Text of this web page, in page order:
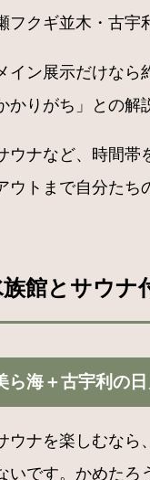
クギ並木・古
ン展示だけな
りがち」との解
ナなど、時間
ウトまで自分た
館とサウ
ら海＋古宇利の
ウナを楽しむな
です。かめたろ